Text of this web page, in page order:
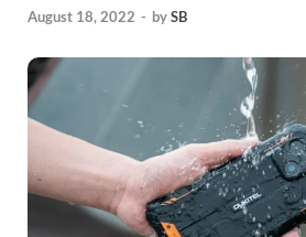
August 18, 2022 - bySB